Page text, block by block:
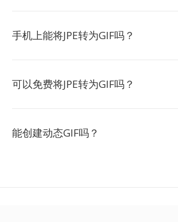
手机上能将JPE转为GIF吗？
可以免费将JPE转为GIF吗？
能创建动态GIF吗？